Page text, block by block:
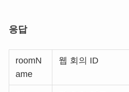
응답
roomN
ame
웹 회의 ID